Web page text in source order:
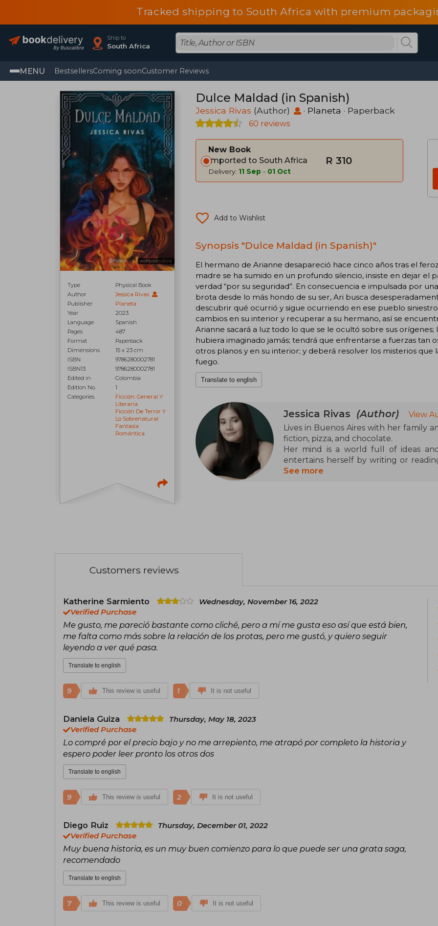
Tracked shipping to South Africa with premium
Ship to
South Africa
MENU BestsellersComing soonCustomer Reviews
Type
Physical Book
Author
Jessica Rivas
Publisher
Planeta
Year
2023
Language
Spanish
Pages
487
Format
Paperback
Dimensions
15 x 23 cm
ISBN
9786280002781
ISBN13
9786280002781
Edited in
Colombia
Edition No.
1
Categories
Ficción: General Y
Literaria
Ficción De Terror Y
Lo Sobrenatural
Fantasía
Romántica
Dulce Maldad (in Spanish)
Jessica Rivas (Author) · Planeta · Paperback
60 reviews
New Book
Imported to South Africa
Delivery: 11 Sep - 01 Oct
R 310
Add to Wishlist
Synopsis "Dulce Maldad (in Spanish)"
El hermano de Arianne desapareció hace cinco años tras el
madre se ha sumido en un profundo silencio, insiste en dejar el
verdad “por su seguridad”. En consecuencia e impulsada por
brota desde lo más hondo de su ser, Ari busca
descubrir qué ocurrió y sigue ocurriendo en ese pueblo
cambios en su interior y recuperar a su hermano, así se
Arianne sacará a luz todo lo que se le ocultó sobre sus
hubiera imaginado jamás; tendrá que enfrentarse a fuerzas tan
otros planos y en su interior; y deberá resolver los misterios
fuego.
Translate to english
Jessica Rivas (Author)
View
Lives in Buenos Aires with her family
fiction, pizza, and chocolate.
Her mind is a world full of ideas
entertains herself by writing or
allows her to spend time in her cozy
See more
Customers reviews
Katherine Sarmiento
Wednesday, November 16, 2022
Verified Purchase
Me gusto, me pareció bastante como cliché, pero a mí me gusta eso así que está bien,
me falta como más sobre la relación de los protas, pero me gustó, y quiero seguir
leyendo a ver qué pasa.
Translate to english
9 This review is useful 1 It is not useful
Daniela Guiza
Thursday, May 18, 2023
Verified Purchase
Lo compré por el precio bajo y no me arrepiento, me atrapó por completo la historia y
espero poder leer pronto los otros dos
Translate to english
9 This review is useful 2 It is not useful
Diego Ruiz
Thursday, December 01, 2022
Verified Purchase
Muy buena historia, es un muy buen comienzo para lo que puede ser una grata saga,
recomendado
Translate to english
7 This review is useful 0 It is not useful